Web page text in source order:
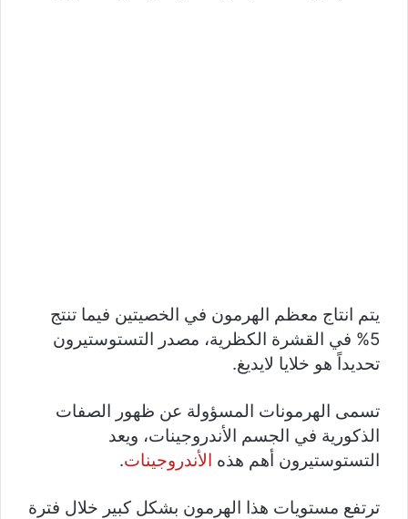
يتم انتاج معظم الهرمون في الخصيتين فيما تنتج
5% في القشرة الكظرية، مصدر التستوستيرون
تحديداً هو خلايا لايديغ.
تسمى الهرمونات المسؤولة عن ظهور الصفات
الذكورية في الجسم الأندروجينات، ويعد
التستوستيرون أهم هذه الأندروجينات.
ترتفع مستويات هذا الهرمون بشكل كبير خلال فترة